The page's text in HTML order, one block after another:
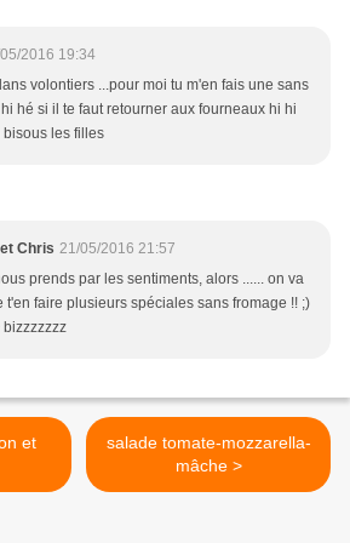
2016 19:34
volontiers ...pour moi tu m'en fais une sans
hé si il te faut retourner aux fourneaux hi hi
les filles
Chris 21/05/2016 21:57
prends par les sentiments, alors ...... on va
t'en faire plusieurs spéciales sans fromage !! ;)
bizzzzzzz
salade tomate-mozzarella-
mâche >